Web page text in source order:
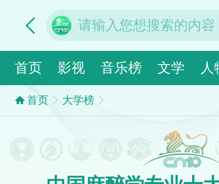
首页 影视 音乐榜 文学 人
首页 大学榜